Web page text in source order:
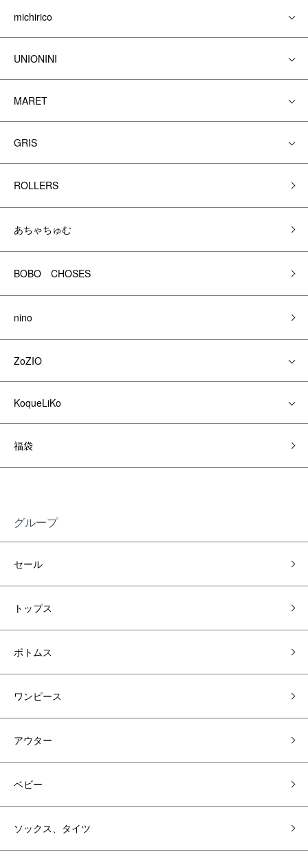
michirico
UNIONINI
MARET
GRIS
ROLLERS
あちゃちゅむ
BOBO CHOSES
nino
ZoZIO
KoqueLiKo
福袋
グループ
セール
トップス
ボトムス
ワンピース
アウター
ベビー
ソックス、タイツ